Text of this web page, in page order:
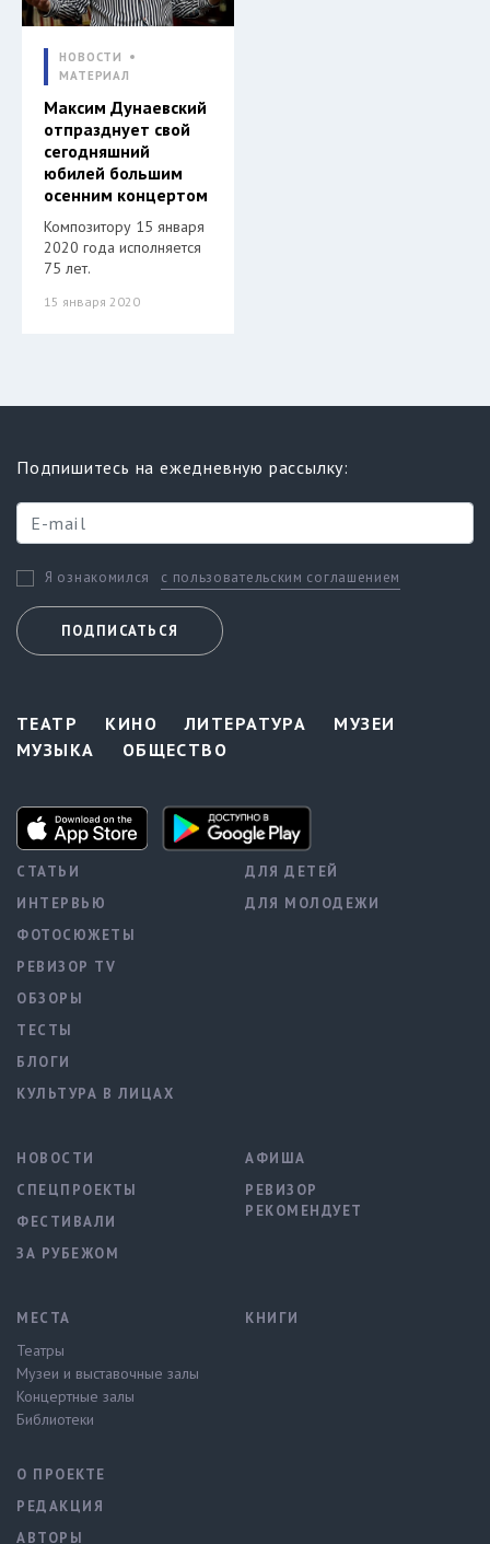
НОВОСТИ
МАТЕРИАЛ
Максим Дунаевский
отпразднует свой
сегодняшний
юбилей большим
осенним концертом
Композитору 15 января
2020 года исполняется
75 лет.
15 января 2020
Подпишитесь на ежедневную рассылку:
Я ознакомился с пользовательским соглашением
ПОДПИСАТЬСЯ
ТЕАТР КИНО ЛИТЕРАТУРА
МУЗЕИ
МУЗЫКА
ОБЩЕСТВО
СТАТЬИ
ИНТЕРВЬЮ
ФОТОСЮЖЕТЫ
РЕВИЗОР TV
ОБЗОРЫ
ТЕСТЫ
БЛОГИ
КУЛЬТУРА В ЛИЦАХ
ДЛЯ ДЕТЕЙ
ДЛЯ МОЛОДЕЖИ
НОВОСТИ
СПЕЦПРОЕКТЫ
ФЕСТИВАЛИ
ЗА РУБЕЖОМ
АФИША
РЕВИЗОР
РЕКОМЕНДУЕТ
МЕСТА
Театры
Музеи и выставочные залы
Концертные залы
Библиотеки
КНИГИ
О ПРОЕКТЕ
РЕДАКЦИЯ
АВТОРЫ